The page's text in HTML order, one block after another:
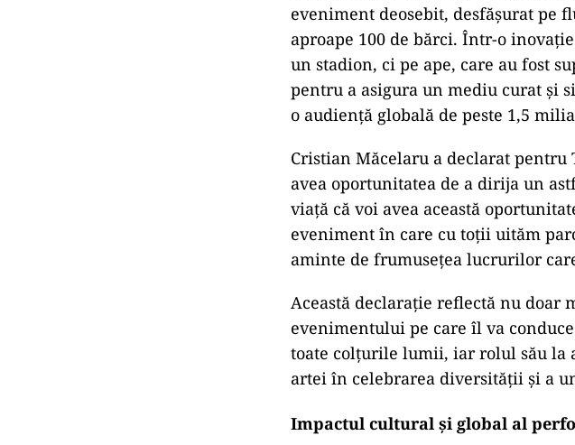
eveniment deosebit, desfășurat pe
aproape 100 de bărci. Într-o
un stadion, ci pe ape, care au fost
pentru a asigura un mediu curat și
o audiență globală de peste 1,5
Cristian Măcelaru a declarat
avea oportunitatea de a dirija un
viață că voi avea această
eveniment în care cu toții uităm
aminte de frumusețea lucrurilor
Această declarație reflectă nu doar
evenimentului pe care îl va
toate colțurile lumii, iar rolul său la
artei în celebrarea diversității și a
Impactul cultural și global al